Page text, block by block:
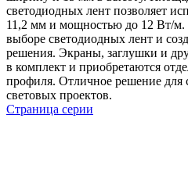
светодиодных лент позволяет
11,2 мм и мощностью до 12 Вт/м.
выборе светодиодных лент и
решения. Экраны, заглушки и
в комплект и приобретаются
профиля. Отличное решение для
световых проектов.
Страница серии